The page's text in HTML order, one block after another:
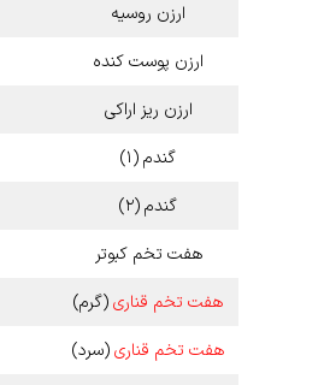
ارزن روسیه
ارزن پوست کنده
ارزن ریز اراکی
گندم (۱)
گندم (۲)
هفت تخم کبوتر
هفت تخم قناری(گرم)
هفت تخم قناری(سرد)